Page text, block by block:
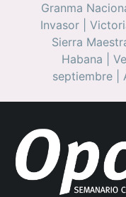
Granma
Invasor
Sierra
Habana
septiembre|